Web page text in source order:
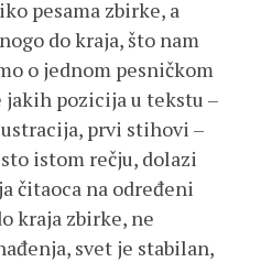
pesama zbirke, a
do kraja, što nam
o jednom pesničkom
jakih pozicija u tekstu –
prvi stihovi –
istom rečju, dolazi
čitaoca na određeni
kraja zbirke, ne
svet je stabilan,